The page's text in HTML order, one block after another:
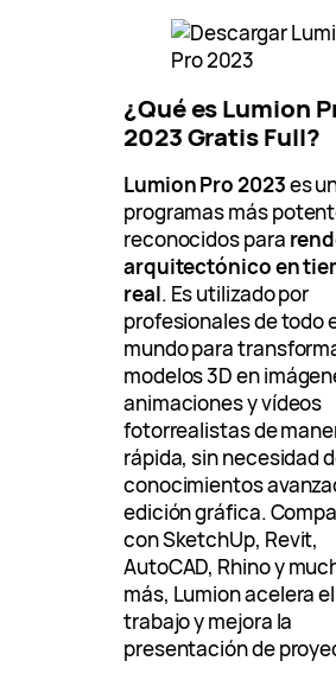
¿Qué es Lumion
2023 Gratis Full?
Lumion Pro 2023es
programas más
reconocidos para
arquitectónico en
real. Es utilizado por
profesionales de todo
mundo para
modelos 3D en
animaciones y vídeos
fotorrealistas de
rápida, sin necesidad
conocimientos
edición gráfica.
con SketchUp, Revit,
AutoCAD, Rhino y
más, Lumion acelera
trabajo y mejora la
presentación de